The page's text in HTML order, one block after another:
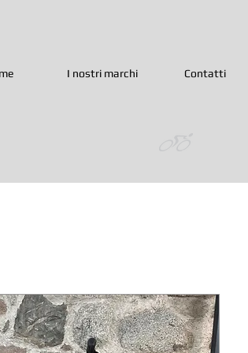
I nostri marchi Contatti